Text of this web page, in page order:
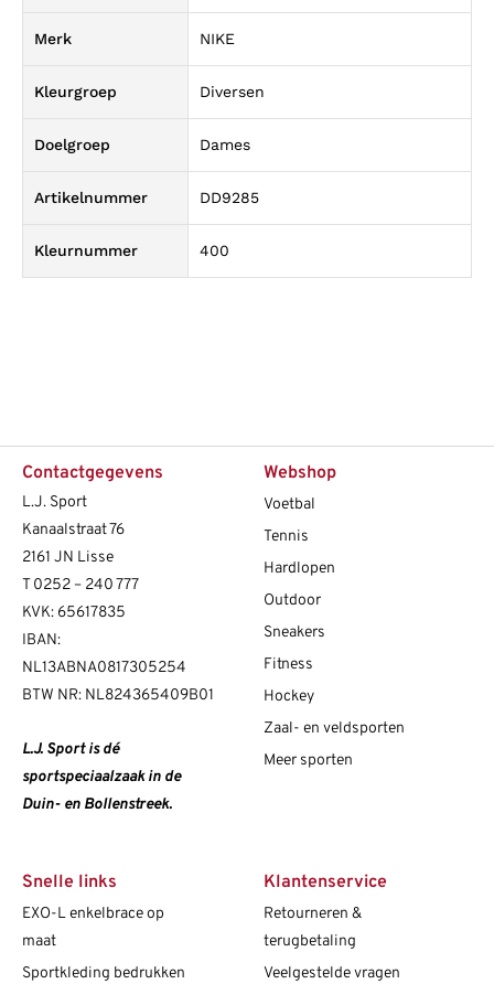
Merk NIKE
Kleurgroep Diversen
Doelgroep Dames
Artikelnummer DD9285
Kleurnummer 400
Contactgegevens
L.J. Sport
Kanaalstraat 76
2161 JN Lisse
T 0252 – 240 777
KVK: 65617835
IBAN:
NL13ABNA0817305254
BTW NR: NL824365409B01
L.J. Sport is dé
sportspeciaalzaak in de
Duin- en Bollenstreek.
Webshop
Voetbal
Tennis
Hardlopen
Outdoor
Sneakers
Fitness
Hockey
Zaal- en veldsporten
Meer sporten
Snelle links
EXO-L enkelbrace op
maat
Sportkleding bedrukken
Klantenservice
Retourneren &
terugbetaling
Veelgestelde vragen